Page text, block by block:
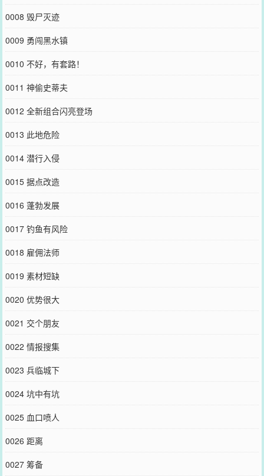
0008 毁尸灭迹
0009 勇闯黑水镇
0010 不好，有套路！
0011 神偷史蒂夫
0012 全新组合闪亮登场
0013 此地危险
0014 潜行入侵
0015 据点改造
0016 蓬勃发展
0017 钓鱼有风险
0018 雇佣法师
0019 素材短缺
0020 优势很大
0021 交个朋友
0022 情报搜集
0023 兵临城下
0024 坑中有坑
0025 血口喷人
0026 距离
0027 筹备